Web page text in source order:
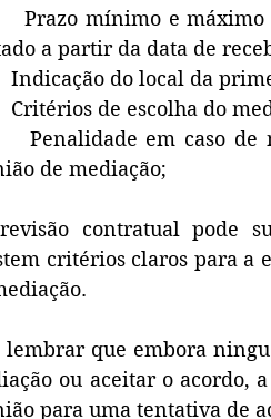
Prazo mínimo e
a partir da data de
Indicação do local da
Critérios de escolha do
Penalidade em caso de
de mediação;
contratual pode
critérios claros para a
lembrar que embora
ou aceitar o acordo,
para uma tentativa de